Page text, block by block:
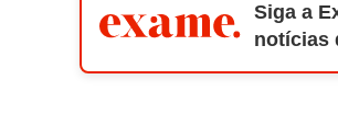
Siga a
notícias